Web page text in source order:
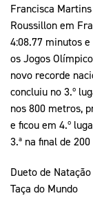
Francisca
Roussillon em
4:08.77 minutos
os Jogos
novo recorde
concluiu no 3.º
nos 800 metros,
e ficou em 4.º
3.ª na final de
Dueto de
Taça do Mundo